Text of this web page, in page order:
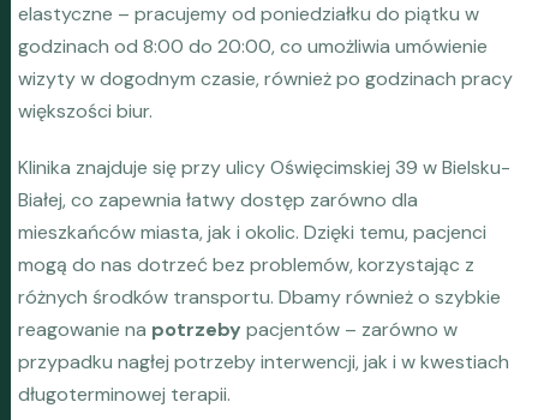
elastyczne – pracujemy od poniedziałku do piątku w
godzinach od 8:00 do 20:00, co umożliwia umówienie
wizyty w dogodnym czasie, również po godzinach pracy
większości biur.
Klinika znajduje się przy ulicy Oświęcimskiej 39 w Bielsku-
Białej, co zapewnia łatwy dostęp zarówno dla
mieszkańców miasta, jak i okolic. Dzięki temu, pacjenci
mogą do nas dotrzeć bez problemów, korzystając z
różnych środków transportu. Dbamy również o szybkie
reagowanie na potrzeby pacjentów – zarówno w
przypadku nagłej potrzeby interwencji, jak i w kwestiach
długoterminowej terapii.